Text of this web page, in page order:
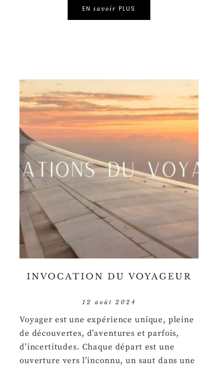
EN savoir PLUS
INVOCATION DU VOYAGEUR
12 août 2024
Voyager est une expérience unique, pleine
de découvertes, d’aventures et parfois,
d’incertitudes. Chaque départ est une
ouverture vers l’inconnu, un saut dans une